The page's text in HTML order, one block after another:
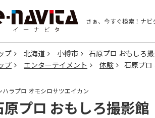
さぁ、今すぐ検索！ ナビ
プ 北海道 小樽市
石原プロ おもしろ
プ
エンターテイメント 体験 石原プロ
ハラプロ オモシロサツエイカン
原プロ おもしろ撮影館